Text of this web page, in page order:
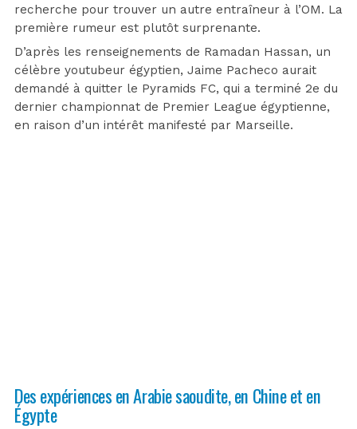
recherche pour trouver un autre entraîneur à l’OM. La
première rumeur est plutôt surprenante.
D’après les renseignements de Ramadan Hassan, un
célèbre youtubeur égyptien, Jaime Pacheco aurait
demandé à quitter le Pyramids FC, qui a terminé 2e du
dernier championnat de Premier League égyptienne,
en raison d’un intérêt manifesté par Marseille.
Des expériences en Arabie saoudite, en Chine et en
Égypte